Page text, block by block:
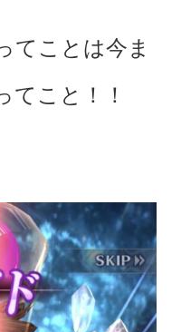
てことは今ま
てこと！！